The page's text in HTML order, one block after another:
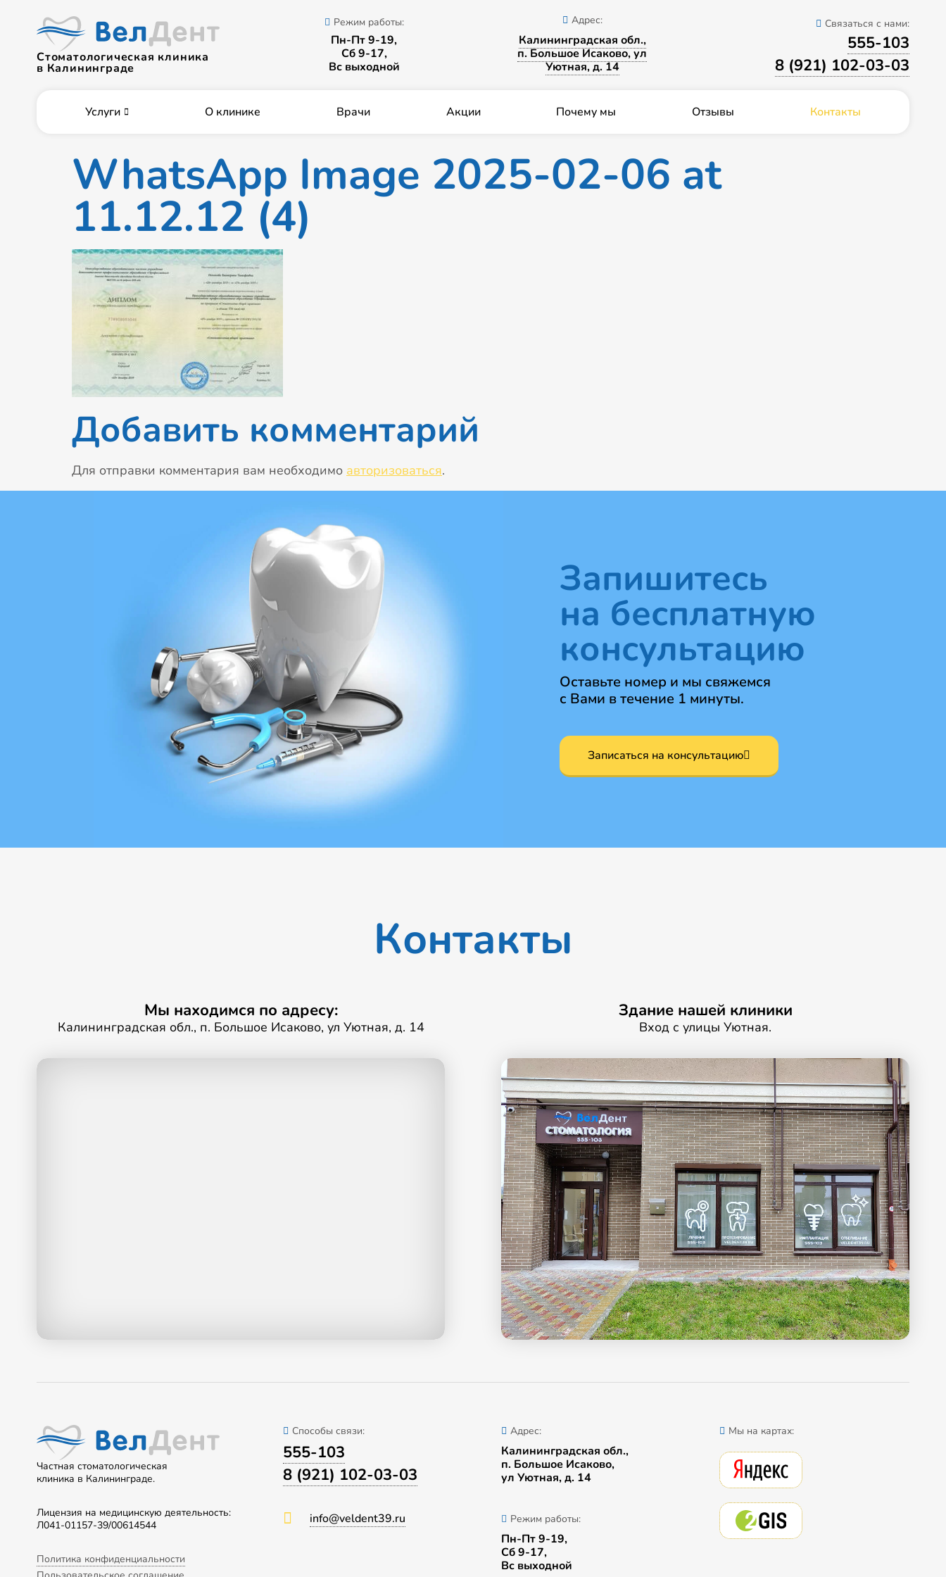
Стоматологическая клиника
в Калининграде
Режим работы:
Пн-Пт 9-19,
Сб 9-17,
Вс выходной
Адрес:
Калининградская обл.,
п. Большое Исаково, ул
Уютная, д. 14
Связаться с нами:
555-103
8 (921) 102-03-03
Услуги О клинике Врачи Акции Почему мы Отзывы Контакты
WhatsApp Image 2025-02-06 at
11.12.12 (4)
Добавить комментарий
Для отправки комментария вам необходимо авторизоваться.
Запишитесь
на бесплатную
консультацию
Оставьте номер и мы свяжемся
с Вами в течение 1 минуты.
Записаться на консультацию
Контакты
Мы находимся по адресу:
Калининградская обл., п. Большое Исаково, ул Уютная, д. 14
Здание нашей клиники
Вход с улицы Уютная.
Частная стоматологическая
клиника в Калининграде.
Лицензия на медицинскую деятельность:
Л041-01157-39/00614544
Политика конфиденциальности
Способы связи:
555-103
8 (921) 102-03-03
info@veldent39.ru
Адрес:
Калининградская обл.,
п. Большое Исаково,
ул Уютная, д. 14
Режим работы:
Пн-Пт 9-19,
Сб 9-17,
Вс выходной
Мы на картах: